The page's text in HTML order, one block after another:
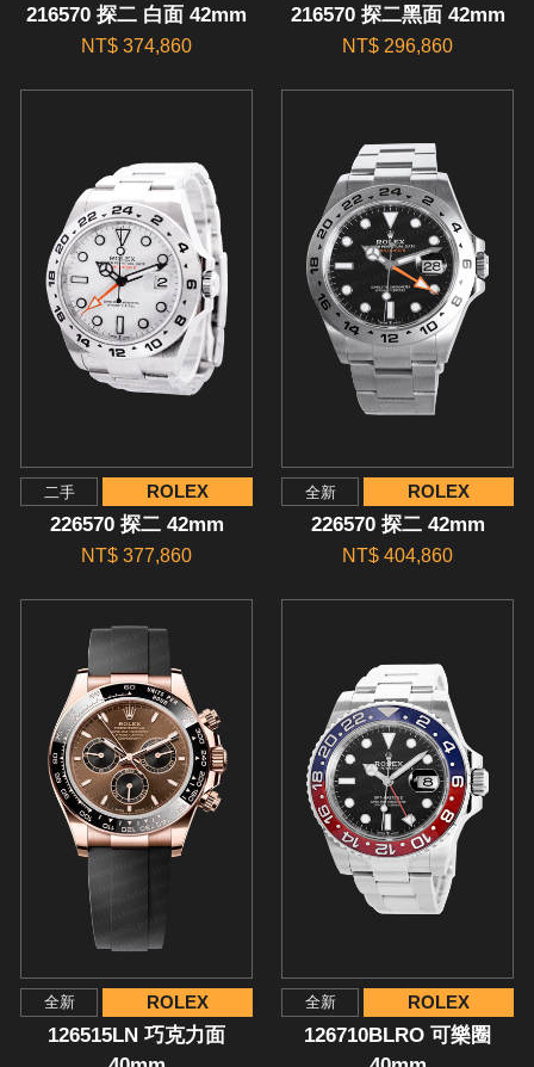
216570 探二 白面 42mm
NT$ 374,860
216570 探二黑面 42mm
NT$ 296,860
二手 ROLEX
226570 探二 42mm
NT$ 377,860
全新 ROLEX
226570 探二 42mm
NT$ 404,860
全新 ROLEX
126515LN 巧克力面
全新 ROLEX
126710BLRO 可樂圈